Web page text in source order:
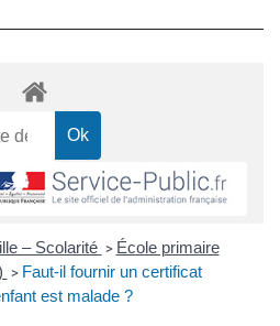
– Scolarité > École primaire
> Faut-il fournir un certificat
est malade ?